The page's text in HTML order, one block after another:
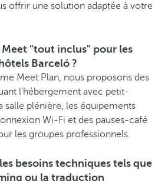
offrir une solution adaptée à votre
"tout inclus" pour les
Barceló ?
Meet Plan, nous proposons des
l'hébergement avec petit-
salle plénière, les équipements
Wi-Fi et des pauses-café
les groupes professionnels.
besoins techniques tels que
ou la traduction